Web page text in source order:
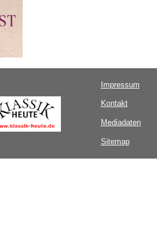
Impressum
Kontakt
Mediadaten
Sitemap